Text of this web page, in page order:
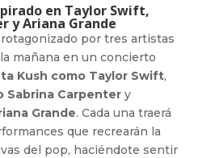
en Taylor Swift,
y Ariana Grande
por tres artistas
mañana en un concierto
Kush como Taylor Swift,
Sabrina Carpentery
Grande. Cada una traerá
que recrearán la
del pop, haciéndote sentir